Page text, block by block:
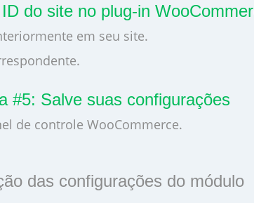
do site no plug-in
em seu site.
#5: Salve suas configurações
de controle WooCommerce.
das configurações do módulo